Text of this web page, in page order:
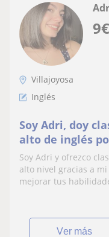
9€
Villajoyosa
Inglés
Soy Adri, doy
alto de inglés
es de EEUU
Soy Adri y ofrezco
alto nivel gracias a
mejorar tus
ver más